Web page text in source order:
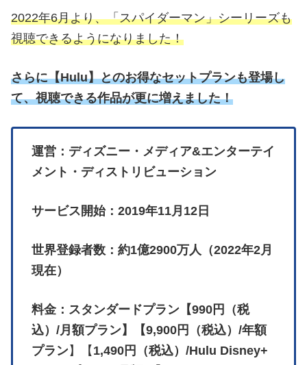
2022年6月より、「スパイダーマン」シーリーズも
視聴できるようになりました！
さらに【Hulu】とのお得なセットプランも登場し
て、視聴できる作品が更に増えました！
運営：ディズニー・メディア&エンターテイ
メント・ディストリビューション
サービス開始：2019年11月12日
世界登録者数：約1億2900万人（2022年2月
現在）
料金：スタンダードプラン【990円（税
込）/月額プラン】【9,900円（税込）/年額
プラン】【 1,490円（税込）/Hulu Disney+